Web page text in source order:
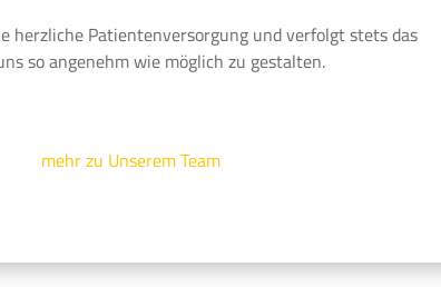
herzliche Patientenversorgung und verfolgt stets das
so angenehm wie möglich zu gestalten.
mehr zu Unserem Team